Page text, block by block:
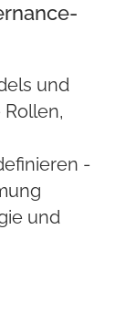
und
-
und